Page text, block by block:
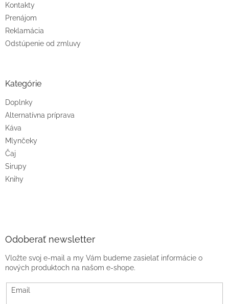
Kontakty
Prenájom
Reklamácia
Odstúpenie od zmluvy
Kategórie
Doplnky
Alternatívna príprava
Káva
Mlynčeky
Čaj
Sirupy
Knihy
Odoberať newsletter
Vložte svoj e-mail a my Vám budeme zasielať informácie o
nových produktoch na našom e-shope.
Email